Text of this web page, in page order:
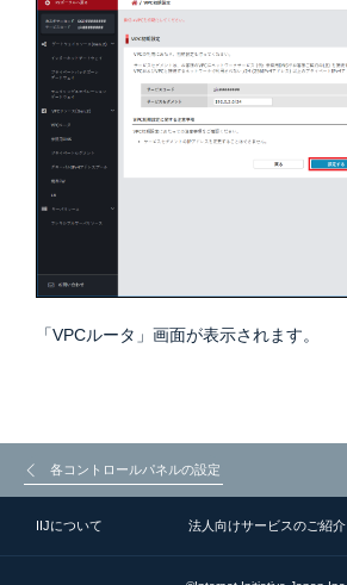
「VPCルータ」画面が表示されます。
各コントロールパネルの設定
IIJについて 法人向けサービスのご紹介